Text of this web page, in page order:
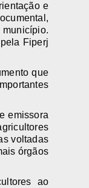
e
Fiperj
que
emissora
voltadas
órgãos
ao